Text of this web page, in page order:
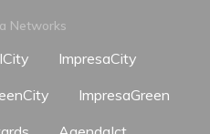
Networks
ImpresaCity
ImpresaGreen